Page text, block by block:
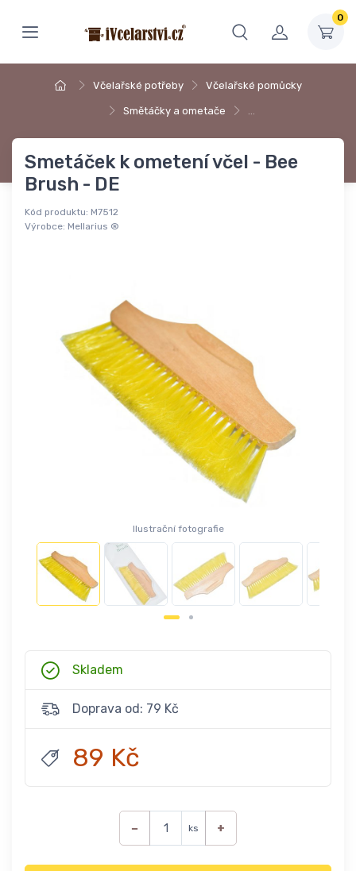
0
Včelařské potřeby Včelařské pomůcky
Smětáčky a ometače …
Smetáček k ometení včel - Bee
Brush - DE
Kód produktu: M7512
Výrobce: Mellarius ®
Ilustrační fotografie
Skladem
Doprava od: 79 Kč
89 Kč
− ks +